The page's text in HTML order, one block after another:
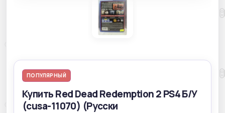
ПОПУЛЯРНЫЙ
Купить Red Dead Redemption 2 PS4 Б/У
(cusa-11070) (Русски